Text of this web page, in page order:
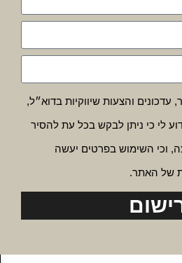
והצעות שיווקיות בדוא״ל,
לי כי ניתן לבקש בכל עת להסיר
השימוש בפרטים יעשה
האתר.